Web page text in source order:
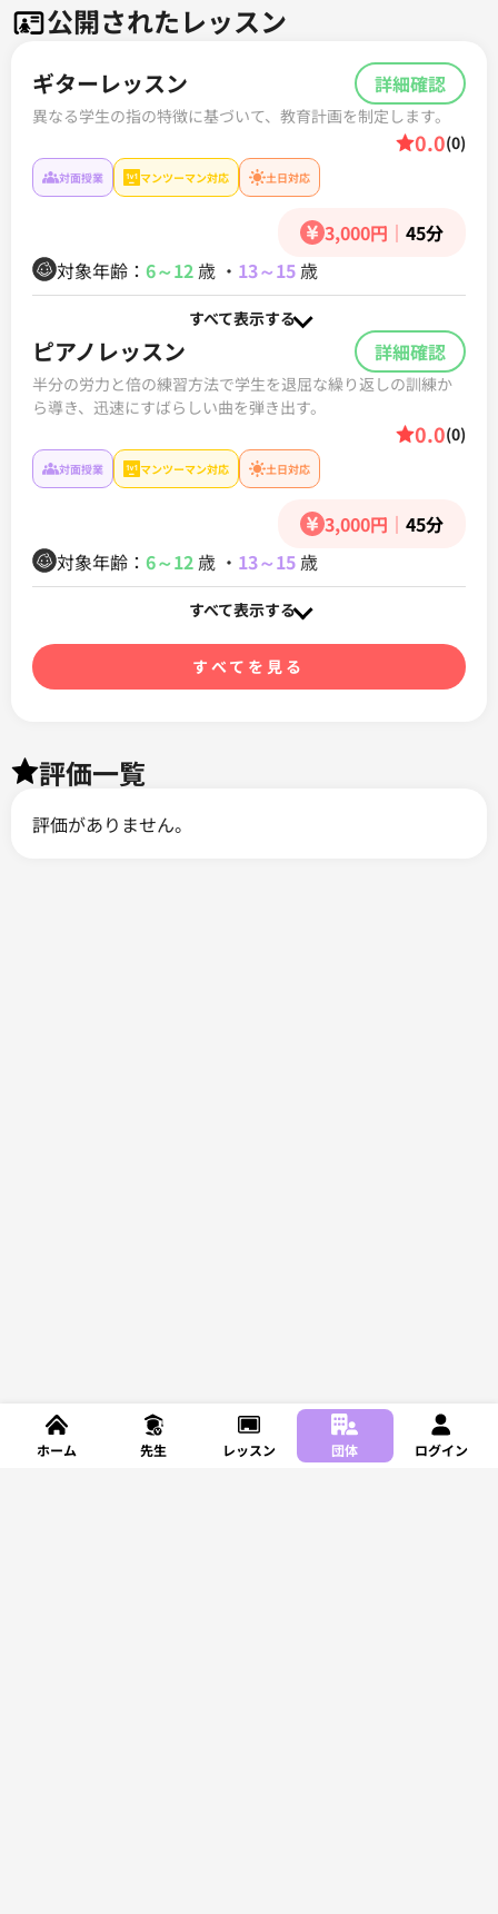
公開されたレッスン
ギターレッスン 詳細確認
異なる学生の指の特徴に基づいて、教育計画を制定します。
0.0(0)
対面授業 マンツーマン対応 土日対応
3,000円 ｜ 45分
対象年齢：6～12 歳 ・ 13～15 歳
すべて表示する
ピアノレッスン 詳細確認
半分の労力と倍の練習方法で学生を退屈な繰り返しの訓練か
ら導き、迅速にすばらしい曲を弾き出す。
0.0(0)
対面授業 マンツーマン対応 土日対応
3,000円 ｜ 45分
対象年齢：6～12 歳 ・ 13～15 歳
すべて表示する
すべてを見る
評価一覧
評価がありません。
ホーム 先生 レッスン 団体 ログイン